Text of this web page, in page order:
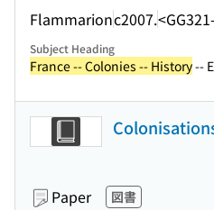
Flammarionc2007.
Subject Heading
France -- Colonies -- History--
Paper 図書